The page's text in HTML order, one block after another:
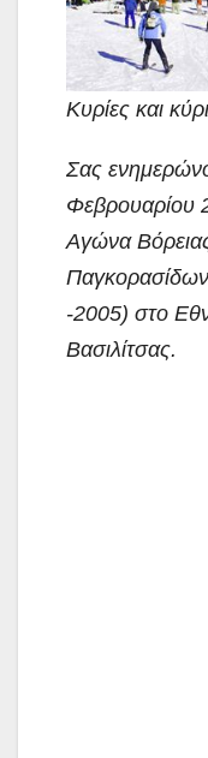
Κυρίες και
Σας
Φεβρουαρίου
Αγώνα
-2005) στο
Βασιλίτσας.